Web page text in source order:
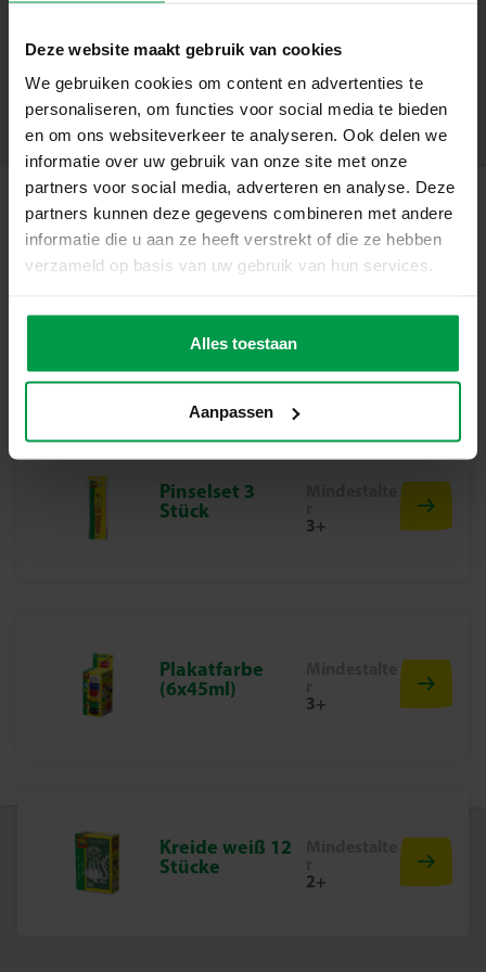
Deze website maakt gebruik van cookies
We gebruiken cookies om content en advertenties te
personaliseren, om functies voor social media te bieden
en om ons websiteverkeer te analyseren. Ook delen we
informatie over uw gebruik van onze site met onze
partners voor social media, adverteren en analyse. Deze
partners kunnen deze gegevens combineren met andere
informatie die u aan ze heeft verstrekt of die ze hebben
verzameld op basis van uw gebruik van hun services.
Alles toestaan
Aanpassen
und die Motorik und macht Spaß. Kinder können frei mit
Mischungen experimentieren, ihren künstlerischen
Ausdruck entwickeln und den Umgang mit Farbe
spielerisch und sinnlich erlernen. Dieses kreative Malset
ist eine tolle künstlerische Geschenkidee für Kinder, die
gerne malen, dekorieren und mit lustigen Texturen und
buntem Glitzer kreativ sind. Ein umfassendes kreatives
Hobby, das jede Malstunde in einen spielerischen,
magischen und erfüllenden Moment verwandelt – allein
Produktnummer|
00384
Teilen Sie dieses Produkt
Ähnliche Produkte
Fingerfarbe 4
110 ml
Mindestalte
Pinselset 3
Stück
3+
Plakatfarbe
(6x45ml)
3+
Kreide weiß 12
Stücke
2+